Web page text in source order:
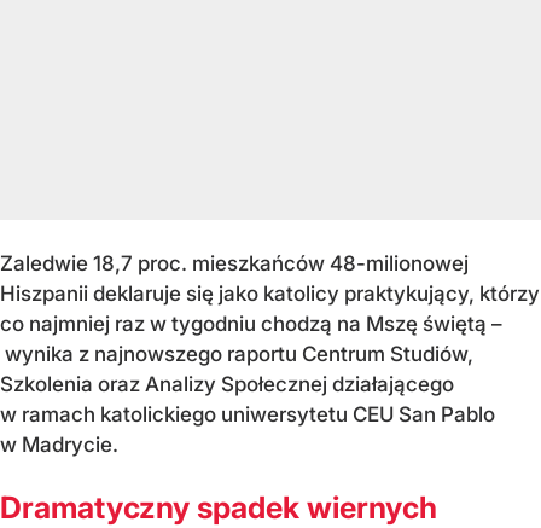
Zaledwie 18,7 proc. mieszkańców 48-milionowej
Hiszpanii deklaruje się jako katolicy praktykujący, którzy
co najmniej raz w tygodniu chodzą na Mszę świętą –
wynika z najnowszego raportu Centrum Studiów,
Szkolenia oraz Analizy Społecznej działającego
w ramach katolickiego uniwersytetu CEU San Pablo
w Madrycie.
Dramatyczny spadek wiernych